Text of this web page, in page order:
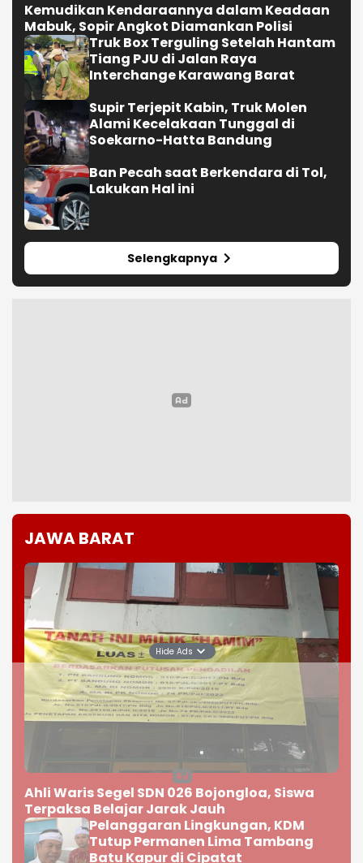
Kemudikan Kendaraannya dalam Keadaan
Mabuk, Sopir Angkot Diamankan Polisi
Truk Box Terguling Setelah Hantam
Tiang PJU di Jalan Raya
Interchange Karawang Barat
Supir Terjepit Kabin, Truk Molen
Alami Kecelakaan Tunggal di
Soekarno-Hatta Bandung
Ban Pecah saat Berkendara di Tol,
Lakukan Hal ini
Selengkapnya
JAWA BARAT
Ahli Waris Segel SDN 026 Bojongloa, Siswa
Terpaksa Belajar Jarak Jauh
Pelanggaran Lingkungan, KDM
Tutup Permanen Lima Tambang
Batu Kapur di Cipatat
Hide Ads